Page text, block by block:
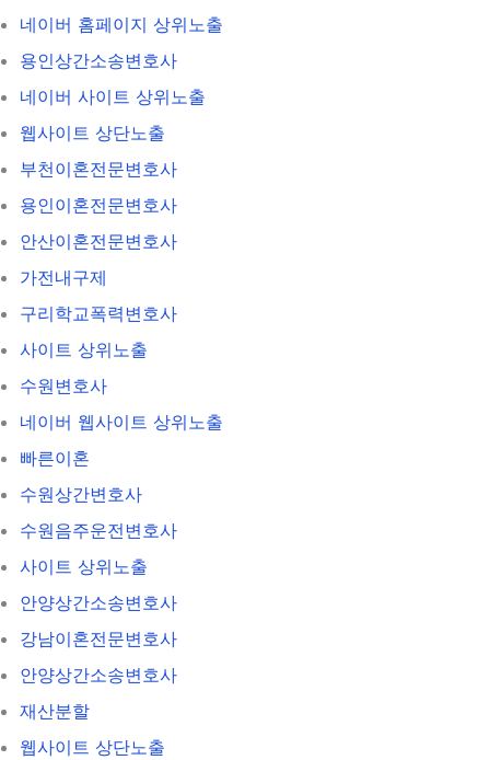
네이버 홈페이지 상위노출
용인상간소송변호사
네이버 사이트 상위노출
웹사이트 상단노출
부천이혼전문변호사
용인이혼전문변호사
안산이혼전문변호사
가전내구제
구리학교폭력변호사
사이트 상위노출
수원변호사
네이버 웹사이트 상위노출
빠른이혼
수원상간변호사
수원음주운전변호사
사이트 상위노출
안양상간소송변호사
강남이혼전문변호사
안양상간소송변호사
재산분할
웹사이트 상단노출